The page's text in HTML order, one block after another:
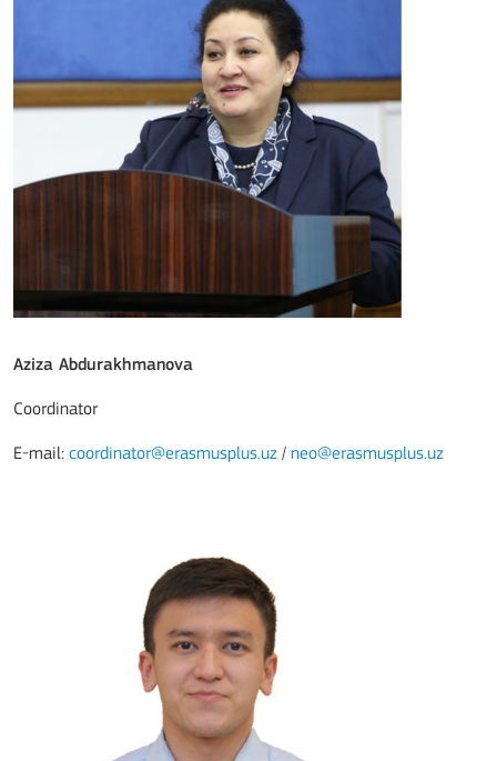
Aziza Abdurakhmanova
Coordinator
E-mail: coordinator@erasmusplus.uz / neo@erasmusplus.uz